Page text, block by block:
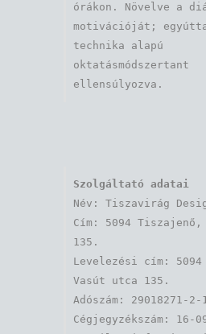
órákon. Növelve a
motivációját;
technika alapú
oktatásmódszertant
ellensúlyozva.
Szolgáltató adatai
Név: Tiszavirág
Cím: 5094
135.
Levelezési cím:
Vasút utca 135.
Adószám: 29018271-2-
Cégjegyzékszám: 16-